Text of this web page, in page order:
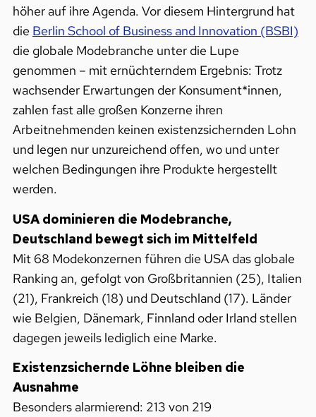
höher auf ihre Agenda. Vor diesem Hintergrund hat
die Berlin School of Business and Innovation (BSBI)
die globale Modebranche unter die Lupe
genommen – mit ernüchterndem Ergebnis: Trotz
wachsender Erwartungen der Konsument*innen,
zahlen fast alle großen Konzerne ihren
Arbeitnehmenden keinen existenzsichernden Lohn
und legen nur unzureichend offen, wo und unter
welchen Bedingungen ihre Produkte hergestellt
werden.
USA dominieren die Modebranche,
Deutschland bewegt sich im Mittelfeld
Mit 68 Modekonzernen führen die USA das globale
Ranking an, gefolgt von Großbritannien (25), Italien
(21), Frankreich (18) und Deutschland (17). Länder
wie Belgien, Dänemark, Finnland oder Irland stellen
dagegen jeweils lediglich eine Marke.
Existenzsichernde Löhne bleiben die
Ausnahme
Besonders alarmierend: 213 von 219